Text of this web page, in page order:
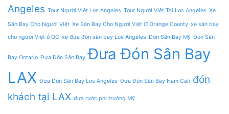
Angeles Tour Người Việt Los Angeles Tour Người Việt Tại Los Angeles Xe
Sân Bay Cho Người Việt Xe Sân Bay Cho Người Việt Ở Orange County xe sân bay
cho người Việt ở OC xe đưa đón sân bay Los Angeles Đón Sân Bay Mỹ Đón Sân
Bay Ontario Đưa Đón Sân Bay Đưa Đón Sân Bay
LAX Đưa Đón Sân Bay Los Angeles Đưa Đón Sân Bay Nam Cali đón
khách tại LAX đưa rước phi trường Mỹ